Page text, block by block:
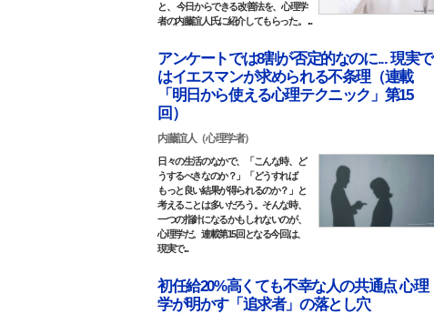
と、 今日からできる改善法を、心理学
者の内藤誼人氏に紹介してもらった。 ...
アンケートでは8割が否定的なのに... 現実で
はイエスマンが求められる不条理（連載
「明日から使える心理テクニック」第15
回）
内藤誼人（心理学者）
日々の生活のなかで、「こんな時、ど
うするべきなのか？」「どうすれば
もっと良い結果が得られるのか？」と
考えることは多いだろう。そんな時、
一つの指針になるかもしれないのが、
心理学だ。連載第15回となる今回は、
現実で...
初任給20%高くても不幸な人の共通点 心理
学が明かす「追求者」の落とし穴